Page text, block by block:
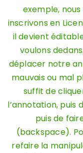
exemple,
inscrivons en
il devient
voulons
déplacer notre
mauvais ou mal
suffit de
l’annotation, puis
puis de
(backspace).
refaire la